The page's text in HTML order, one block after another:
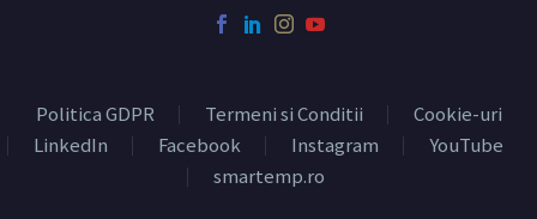
Politica GDPR Termeni si Conditii
Cookie-uri
LinkedIn
Facebook Instagram
YouTube
smartemp.ro